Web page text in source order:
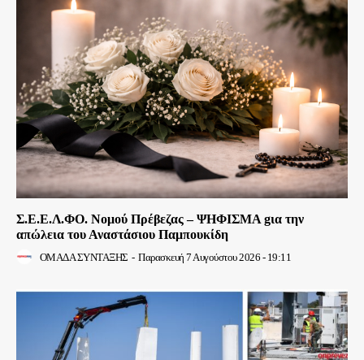
Σ.Ε.Ε.Λ.ΦΟ. Νομού Πρέβεζας – ΨΗΦΙΣΜΑ gια την
απώλεια του Αναστάσιου Παμπουκίδη
ΟΜΑΔΑ ΣΥΝΤΑΞΗΣ - Παρασκευή 7 Αυγούστου 2026 - 19:11